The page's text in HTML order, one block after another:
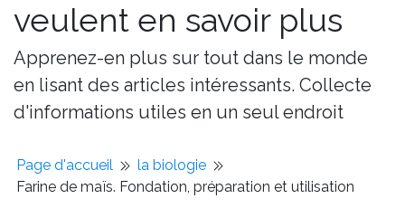
veulent en savoir plus
Apprenez-en plus sur tout dans le monde
en lisant des articles intéressants. Collecte
d'informations utiles en un seul endroit
Page d'accueil
la biologie
Farine de maïs. Fondation, préparation et utilisation